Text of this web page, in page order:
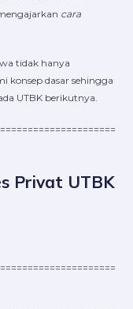
cara
tidak hanya
konsep dasar sehingga
UTBK berikutnya.
Privat UTBK